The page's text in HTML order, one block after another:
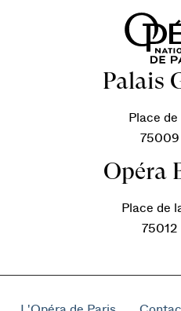
Palais
Place de
75009
Opéra
Place de
75012